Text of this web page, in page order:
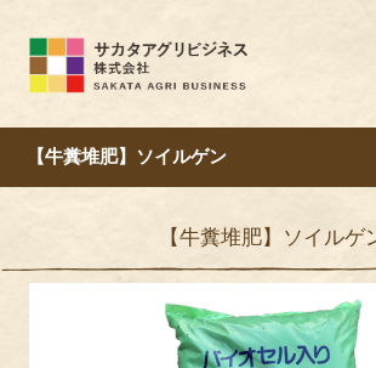
【牛糞堆肥】ソイルゲン
【牛糞堆肥】ソイルゲ